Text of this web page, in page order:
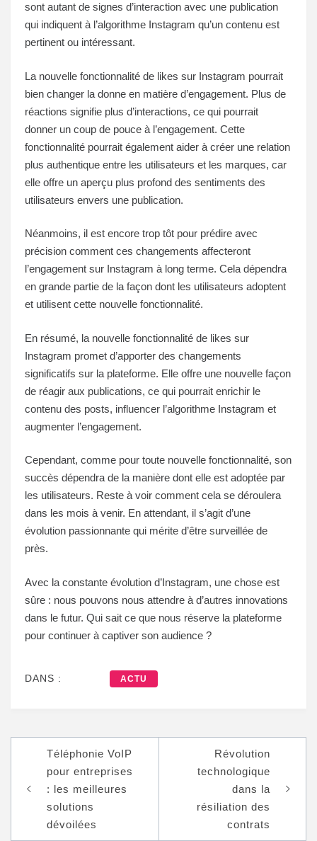
sont autant de signes d’interaction avec une publication
qui indiquent à l’algorithme Instagram qu’un contenu est
pertinent ou intéressant.
La nouvelle fonctionnalité de likes sur Instagram pourrait
bien changer la donne en matière d’engagement. Plus de
réactions signifie plus d’interactions, ce qui pourrait
donner un coup de pouce à l’engagement. Cette
fonctionnalité pourrait également aider à créer une relation
plus authentique entre les utilisateurs et les marques, car
elle offre un aperçu plus profond des sentiments des
utilisateurs envers une publication.
Néanmoins, il est encore trop tôt pour prédire avec
précision comment ces changements affecteront
l’engagement sur Instagram à long terme. Cela dépendra
en grande partie de la façon dont les utilisateurs adoptent
et utilisent cette nouvelle fonctionnalité.
En résumé, la nouvelle fonctionnalité de likes sur
Instagram promet d’apporter des changements
significatifs sur la plateforme. Elle offre une nouvelle façon
de réagir aux publications, ce qui pourrait enrichir le
contenu des posts, influencer l’algorithme Instagram et
augmenter l’engagement.
Cependant, comme pour toute nouvelle fonctionnalité, son
succès dépendra de la manière dont elle est adoptée par
les utilisateurs. Reste à voir comment cela se déroulera
dans les mois à venir. En attendant, il s’agit d’une
évolution passionnante qui mérite d’être surveillée de
près.
Avec la constante évolution d’Instagram, une chose est
sûre : nous pouvons nous attendre à d’autres innovations
dans le futur. Qui sait ce que nous réserve la plateforme
pour continuer à captiver son audience ?
DANS : ACTU
Navigation
l’article
Téléphonie VoIP
pour entreprises
: les meilleures
solutions
dévoilées
Révolution
technologique
dans la
résiliation des
contrats